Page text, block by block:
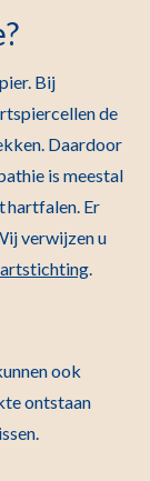
Bij
de
Daardoor
is meestal
hartfalen. Er
verwijzen u
.
ook
ontstaan